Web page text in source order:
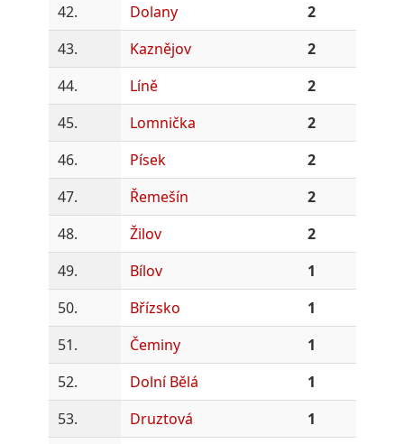
42.
Dolany
2
43.
Kaznějov
2
44.
Líně
2
45.
Lomnička
2
46.
Písek
2
47.
Řemešín
2
48.
Žilov
2
49.
Bílov
1
50.
Břízsko
1
51.
Čeminy
1
52.
Dolní Bělá
1
53.
Druztová
1